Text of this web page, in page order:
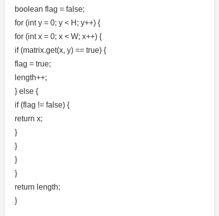
boolean flag = false;
for (int y = 0; y < H; y++) {
for (int x = 0; x < W; x++) {
if (matrix.get(x, y) == true) {
flag = true;
length++;
} else {
if (flag != false) {
return x;
}
}
}
}
return length;
}